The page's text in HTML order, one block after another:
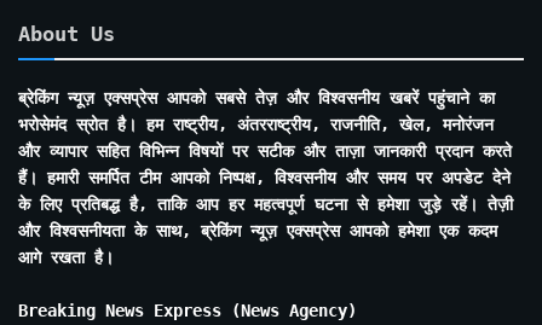
About Us
ब्रेकिंग न्यूज़ एक्सप्रेस आपको सबसे तेज़ और विश्वसनीय खबरें पहुंचाने का
भरोसेमंद स्रोत है। हम राष्ट्रीय, अंतरराष्ट्रीय, राजनीति, खेल, मनोरंजन
और व्यापार सहित विभिन्न विषयों पर सटीक और ताज़ा जानकारी प्रदान करते
हैं। हमारी समर्पित टीम आपको निष्पक्ष, विश्वसनीय और समय पर अपडेट देने
के लिए प्रतिबद्ध है, ताकि आप हर महत्वपूर्ण घटना से हमेशा जुड़े रहें। तेज़ी
और विश्वसनीयता के साथ, ब्रेकिंग न्यूज़ एक्सप्रेस आपको हमेशा एक कदम
आगे रखता है।
Breaking News Express (News Agency)